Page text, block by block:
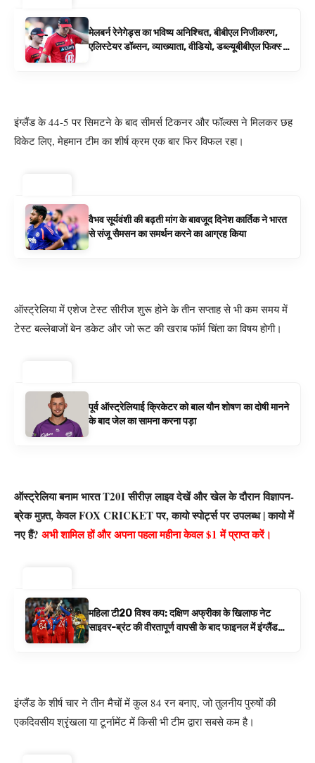
मेलबर्न रेनेगेड्स का भविष्य अनिश्चित, बीबीएल निजीकरण,
एलिस्टेयर डॉब्सन, व्याख्याता, वीडियो, डब्ल्यूबीबीएल फिक्स्चर
इंग्लैंड के 44-5 पर सिमटने के बाद सीमर्स टिकनर और फॉल्क्स ने मिलकर छह
विकेट लिए, मेहमान टीम का शीर्ष क्रम एक बार फिर विफल रहा।
वैभव सूर्यवंशी की बढ़ती मांग के बावजूद दिनेश कार्तिक ने भारत
से संजू सैमसन का समर्थन करने का आग्रह किया
ऑस्ट्रेलिया में एशेज टेस्ट सीरीज शुरू होने के तीन सप्ताह से भी कम समय में
टेस्ट बल्लेबाजों बेन डकेट और जो रूट की खराब फॉर्म चिंता का विषय होगी।
पूर्व ऑस्ट्रेलियाई क्रिकेटर को बाल यौन शोषण का दोषी मानने
के बाद जेल का सामना करना पड़ा
ऑस्ट्रेलिया बनाम भारत T20I सीरीज़ लाइव देखें और खेल के दौरान विज्ञापन-
ब्रेक मुफ़्त, केवल FOX CRICKET पर, कायो स्पोर्ट्स पर उपलब्ध | कायो में
नए हैं? अभी शामिल हों और अपना पहला महीना केवल $1 में प्राप्त करें।
महिला टी20 विश्व कप: दक्षिण अफ्रीका के खिलाफ नेट
साइवर-ब्रंट की वीरतापूर्ण वापसी के बाद फाइनल में इंग्लैंड
इंग्लैंड के शीर्ष चार ने तीन मैचों में कुल 84 रन बनाए, जो तुलनीय पुरुषों की
एकदिवसीय श्रृंखला या टूर्नामेंट में किसी भी टीम द्वारा सबसे कम है।